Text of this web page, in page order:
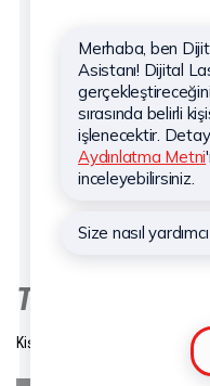
Hakkımızda
Hizmetlerimiz
Haberler
Sponsorluklar
Kişisel Verilerin Korunması
TAKİP EDİN
Kişisel Verilerin Korunması